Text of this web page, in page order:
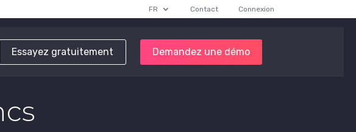
FR Contact Connexion
Essayez gratuitement Demandez une démo